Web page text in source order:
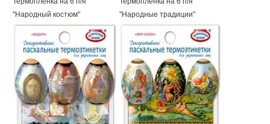
"Народный костюм"
"Народные традиции"